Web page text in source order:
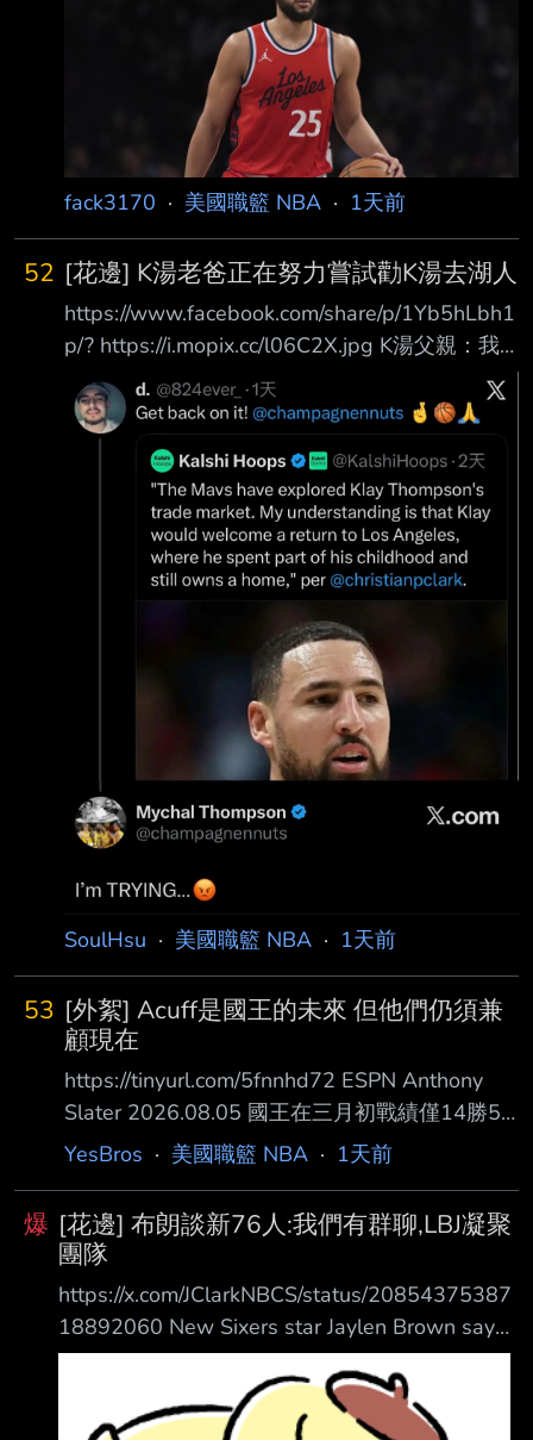
Simmons）受到傷病與心理因素影響，年僅30
歲就已經淡出NBA舞台 ，上一次在NBA出賽已
經要追溯到2024年5月了，先前西蒙斯受訪時曾
透露正準備重返NBA， 近日他在社群上傳一則
限時動態，引發眾人對他下一站的猜測。 西蒙
斯突曬詹姆斯球鞋 被解讀「示好老東家」 西
蒙斯日前在
fack3170 · 美國職籃 NBA · 1天前
52 [花邊] K湯老爸正在努力嘗試勸K湯去湖人
https://www.facebook.com/share/p/1Yb5hLbh1
p/? https://i.mopix.cc/l06C2X.jpg K湯父親：我
正在努力招募克萊去湖人 --
SoulHsu · 美國職籃 NBA · 1天前
53 [外絮] Acuff是國王的未來 但他們仍須兼
顧現在
https://tinyurl.com/5fnnhd72 ESPN Anthony
Slater 2026.08.05 國王在三月初戰績僅14勝50
敗排名墊底，穩穩站在起碼前五順位的有利位
國王並沒有像其他幾支球隊在球季尾聲那樣徹底
擺爛，他們 反而持續讓幾位有生產力的老將上
場，並開始大量培養年輕球員，最終累積出足夠
的氣勢 ，在最後18場比賽中贏下8場。這段期間
可以說是他們整個球季打得最好、同時也是最具
自我毀滅的一段期間。 正因如此，國王戰績超
越了巫師、籃網和溜馬，
YesBros · 美國職籃 NBA · 1天前
爆 [花邊] 布朗談新76人:我們有群聊,LBJ凝聚
團隊
https://x.com/JClarkNBCS/status/20854375387
18892060 New Sixers star Jaylen Brown says
the Sixers players including LeBron James have
a group chat and text every day and LeBron is
active in coming together as a te am “Winning